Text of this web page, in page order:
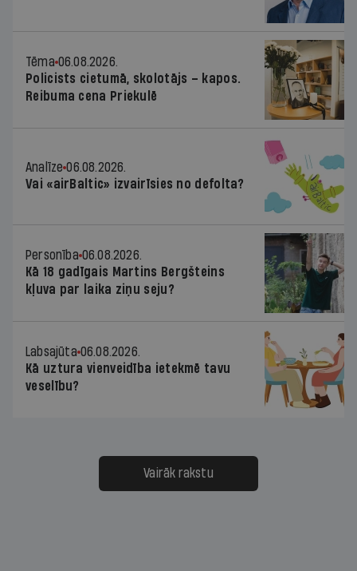
Tēma 06.08.2026.
Policists cietumā, skolotājs – kapos.
Reibuma cena Priekulē
Analīze 06.08.2026.
Vai «airBaltic» izvairīsies no defolta?
Personība 06.08.2026.
Kā 18 gadīgais Martins Bergšteins
kļuva par laika ziņu seju?
Labsajūta 06.08.2026.
Kā uztura vienveidība ietekmē tavu
veselību?
Vairāk rakstu